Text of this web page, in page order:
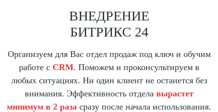
ВНЕДРЕНИЕ
БИТРИКС 24
Организуем для Вас отдел продаж под ключ и обучим
работе с CRM. Поможем и проконсультируем в
любых ситуациях. Ни один клиент не останется без
внимания. Эффективность отдела вырастет
минимум в 2 раза сразу после начала использования.